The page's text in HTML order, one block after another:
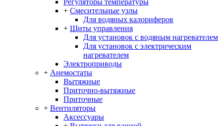
Регуляторы температуры
+ Смесительные узлы
Для водяных калориферов
+ Щиты управления
Для установок с водяным нагревателем
Для установок с электрическим
нагревателем
Электроприводы
+ Анемостаты
Вытяжные
Приточно-вытяжные
Приточные
+ Вентиляторы
Аксессуары